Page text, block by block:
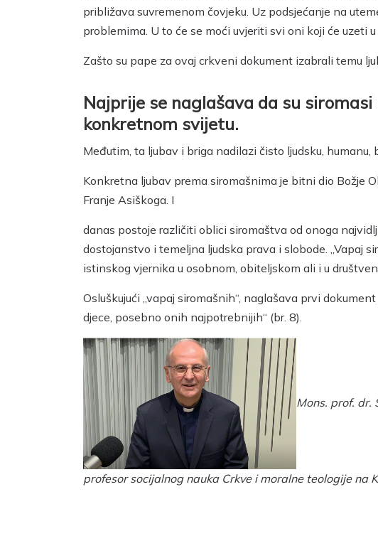
približava suvremenom čovjeku. Uz podsjećanje na
problemima. U to će se moći uvjeriti svi oni koji će uzeti
Zašto su pape za ovaj crkveni dokument izabrali temu
Najprije se naglašava da su
konkretnom svijetu.
Međutim, ta ljubav i briga nadilazi čisto ljudsku, humanu,
Konkretna ljubav prema siromašnima je bitni dio Božje
Franje Asiškoga. I
danas postoje različiti oblici siromaštva od onoga
dostojanstvo i temeljna ljudska prava i slobode. „Vapaj
istinskog vjernika u osobnom, obiteljskom ali i u
Osluškujući „vapaj siromašnih“, naglašava prvi
djece, posebno onih najpotrebnijih“ (br. 8).
Mons. prof. dr.
profesor socijalnog nauka Crkve i moralne teologije na